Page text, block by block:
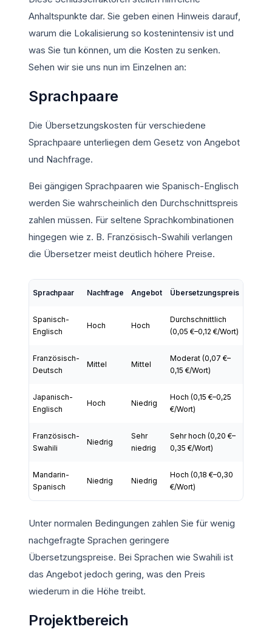
Anhaltspunkte dar. Sie geben einen Hinweis darauf,
warum die Lokalisierung so kostenintensiv ist und
was Sie tun können, um die Kosten zu senken.
Sehen wir sie uns nun im Einzelnen an:
Sprachpaare
Die Übersetzungskosten für verschiedene
Sprachpaare unterliegen dem Gesetz von Angebot
und Nachfrage.
Bei gängigen Sprachpaaren wie Spanisch-Englisch
werden Sie wahrscheinlich den Durchschnittspreis
zahlen müssen. Für seltene Sprachkombinationen
hingegen wie z. B. Französisch-Swahili verlangen
die Übersetzer meist deutlich höhere Preise.
Sprachpaar Nachfrage Angebot Übersetzungspreis
Spanisch-
Englisch
Hoch Hoch
Durchschnittlich
(0,05 €–0,12 €/Wort)
Französisch-
Deutsch
Mittel Mittel
Moderat (0,07 €–
0,15 €/Wort)
Japanisch-
Englisch
Hoch Niedrig
Hoch (0,15 €–0,25
€/Wort)
Französisch-
Swahili
Niedrig
Sehr
niedrig
Sehr hoch (0,20 €–
0,35 €/Wort)
Mandarin-
Spanisch
Niedrig Niedrig
Hoch (0,18 €–0,30
€/Wort)
Unter normalen Bedingungen zahlen Sie für wenig
nachgefragte Sprachen geringere
Übersetzungspreise. Bei Sprachen wie Swahili ist
das Angebot jedoch gering, was den Preis
wiederum in die Höhe treibt.
Projektbereich